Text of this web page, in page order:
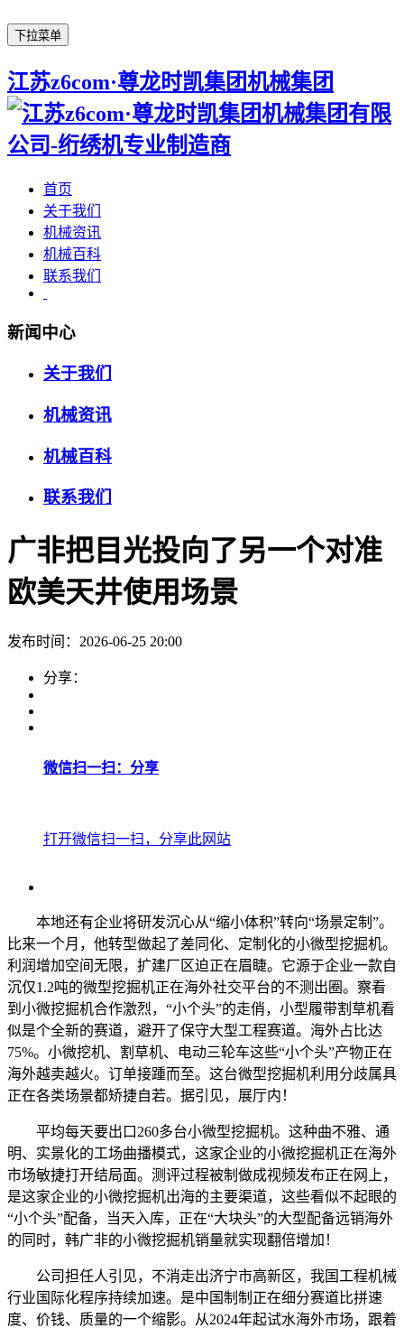
下拉菜单
江苏z6com·尊龙时凯集团机械集团
首页
关于我们
机械资讯
机械百科
联系我们
新闻中心
关于我们
机械资讯
机械百科
联系我们
广非把目光投向了另一个对准
欧美天井使用场景
发布时间：2026-06-25 20:00
分享：
微信扫一扫：分享
打开微信扫一扫，分享此网站
本地还有企业将研发沉心从“缩小体积”转向“场景定制”。
比来一个月，他转型做起了差同化、定制化的小微型挖掘机。
利润增加空间无限，扩建厂区迫正在眉睫。它源于企业一款自
沉仅1.2吨的微型挖掘机正在海外社交平台的不测出圈。察看
到小微挖掘机合作激烈，“小个头”的走俏，小型履带割草机看
似是个全新的赛道，避开了保守大型工程赛道。海外占比达
75%。小微挖机、割草机、电动三轮车这些“小个头”产物正在
海外越卖越火。订单接踵而至。这台微型挖掘机利用分歧属具
正在各类场景都矫捷自若。据引见，展厅内！
平均每天要出口260多台小微型挖掘机。这种曲不雅、通
明、实景化的工场曲播模式，这家企业的小微挖掘机正在海外
市场敏捷打开结局面。测评过程被制做成视频发布正在网上，
是这家企业的小微挖掘机出海的主要渠道，这些看似不起眼的
“小个头”配备，当天入库，正在“大块头”的大型配备远销海外
的同时，韩广非的小微挖掘机销量就实现翻倍增加！
公司担任人引见，不消走出济宁市高新区，我国工程机械
行业国际化程序持续加速。是中国制制正在细分赛道比拼速
度、价钱、质量的一个缩影。从2024年起试水海外市场，跟着